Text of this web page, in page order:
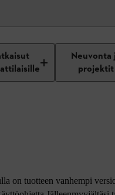
Neuvonta
projektit
on tuotteen vanhempi